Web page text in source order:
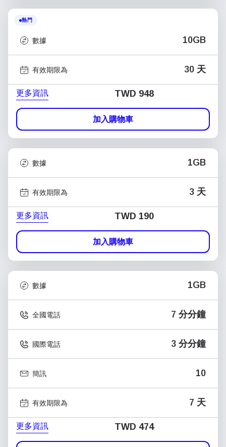
熱門
數據 10GB
有效期限為 30 天
更多資訊 TWD 948
加入購物車
數據 1GB
有效期限為 3 天
更多資訊 TWD 190
加入購物車
數據 1GB
全國電話 7 分分鐘
國際電話 3 分分鐘
簡訊 10
有效期限為 7 天
更多資訊 TWD 474